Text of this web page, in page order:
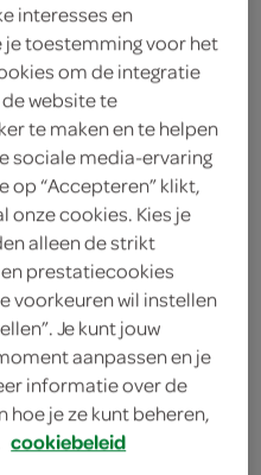
Laat je
zien
verkopen wijmeer
informatie
zichtbaar bij de
interesses en
je toestemming voor het
om de integratie
website te
te maken en te helpen
sociale media-ervaring
op “Accepteren” klikt,
onze cookies. Kies je
alleen de strikt
prestatiecookies
voorkeuren wil instellen
Je kunt jouw
aanpassen en je
informatie over de
hoe je ze kunt beheren,
cookiebeleid